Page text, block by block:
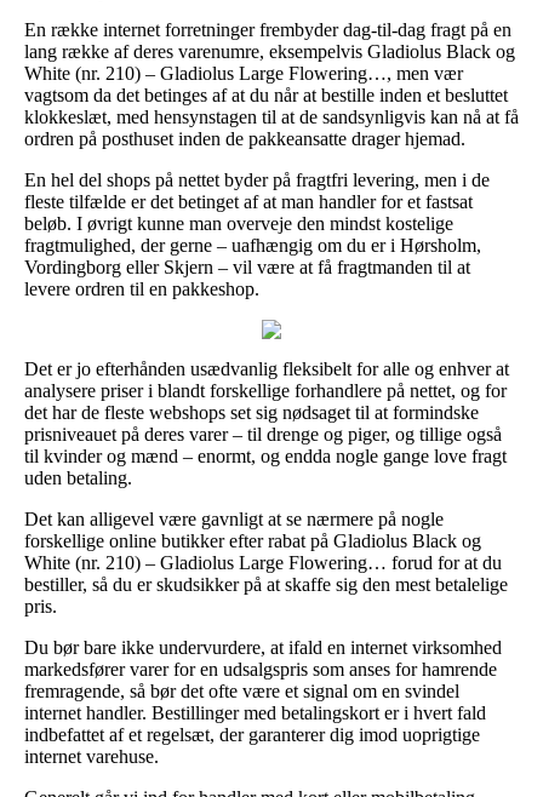
En række internet forretninger frembyder dag-til-dag fragt på en
lang række af deres varenumre, eksempelvis Gladiolus Black og
White (nr. 210) – Gladiolus Large Flowering…, men vær
vagtsom da det betinges af at du når at bestille inden et besluttet
klokkeslæt, med hensynstagen til at de sandsynligvis kan nå at få
ordren på posthuset inden de pakkeansatte drager hjemad.
En hel del shops på nettet byder på fragtfri levering, men i de
fleste tilfælde er det betinget af at man handler for et fastsat
beløb. I øvrigt kunne man overveje den mindst kostelige
fragtmulighed, der gerne – uafhængig om du er i Hørsholm,
Vordingborg eller Skjern – vil være at få fragtmanden til at
levere ordren til en pakkeshop.
Det er jo efterhånden usædvanlig fleksibelt for alle og enhver at
analysere priser i blandt forskellige forhandlere på nettet, og for
det har de fleste webshops set sig nødsaget til at formindske
prisniveauet på deres varer – til drenge og piger, og tillige også
til kvinder og mænd – enormt, og endda nogle gange love fragt
uden betaling.
Det kan alligevel være gavnligt at se nærmere på nogle
forskellige online butikker efter rabat på Gladiolus Black og
White (nr. 210) – Gladiolus Large Flowering… forud for at du
bestiller, så du er skudsikker på at skaffe sig den mest betalelige
pris.
Du bør bare ikke undervurdere, at ifald en internet virksomhed
markedsfører varer for en udsalgspris som anses for hamrende
fremragende, så bør det ofte være et signal om en svindel
internet handler. Bestillinger med betalingskort er i hvert fald
indbefattet af et regelsæt, der garanterer dig imod uoprigtige
internet varehuse.